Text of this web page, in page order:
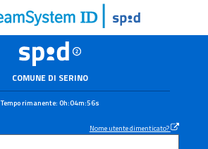
COMUNE DI SERINO
Tempo rimanente:0h:04m:56s
Nome utente dimenticato?